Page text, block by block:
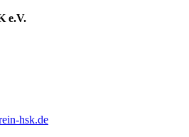
e.V.
hsk.de